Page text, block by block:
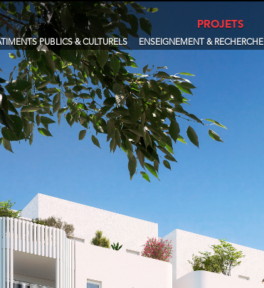
PROJETS
PUBLICS & CULTURELS ENSEIGNEMENT & RECHERCHE